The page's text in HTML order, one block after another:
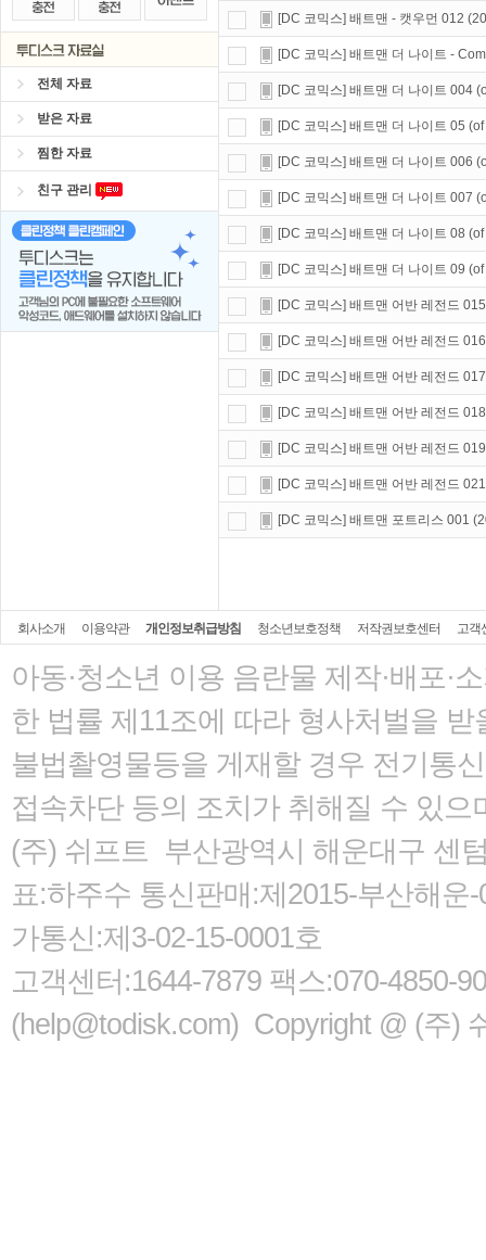
전체 자료
받은 자료
찜한 자료
친구 관리
[DC 코믹스] 배트맨 - 캣우먼 012
[DC 코믹스] 배트맨 더 나이트 -
[DC 코믹스] 배트맨 더 나이트 004
[DC 코믹스] 배트맨 더 나이트 05
[DC 코믹스] 배트맨 더 나이트 006
[DC 코믹스] 배트맨 더 나이트 007
[DC 코믹스] 배트맨 더 나이트 08
[DC 코믹스] 배트맨 더 나이트 09
[DC 코믹스] 배트맨 어반 레전드
[DC 코믹스] 배트맨 어반 레전드
[DC 코믹스] 배트맨 어반 레전드
[DC 코믹스] 배트맨 어반 레전드
[DC 코믹스] 배트맨 어반 레전드
[DC 코믹스] 배트맨 어반 레전드
[DC 코믹스] 배트맨 포트리스 001
회사소개 이용약관 개인정보취급방침 청소년보호정책 저작권보호센터 고객
아동·청소년 이용 음란물 제작·배포·
한 법률 제11조에 따라 형사처벌을 받
불법촬영물등을 게재할 경우 전기통
접속차단 등의 조치가 취해질 수 있으
(주) 쉬프트 부산광역시 해운대구 센
표:하주수 통신판매:제2015-부산해
가통신:제3-02-15-0001호
고객센터:1644-7879 팩스:070-4850-
(help@todisk.com) Copyright @ (주)